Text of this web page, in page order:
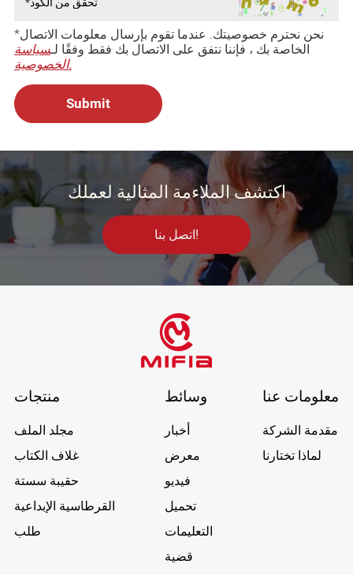
*نحن نحترم خصوصيتك. عندما تقوم بإرسال معلومات الاتصال
الخاصة بك ، فإننا نتفق على الاتصال بك فقط وفقًا لـسياسة
الخصوصية.
اكتشف الملاءمة المثالية لعملك
اتصل بنا!
منتجات
مجلد الملف
غلاف الكتاب
حقيبة سستة
القرطاسية الإبداعية
طلب
وسائط
أخبار
معرض
فيديو
تحميل
التعليمات
قضية
معلومات عنا
مقدمة الشركة
لماذا تختارنا